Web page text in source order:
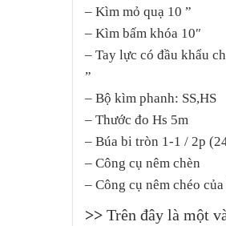
– Kìm mỏ quạ 10 ”
– Kìm bấm khóa 10″
– Tay lực có đầu khẩu
”
– Bộ kìm phanh: SS,HS
– Thước đo Hs 5m
– Búa bi tròn 1-1 / 2p
– Công cụ nêm chèn
– Công cụ nêm chéo
>>Trên đây là một